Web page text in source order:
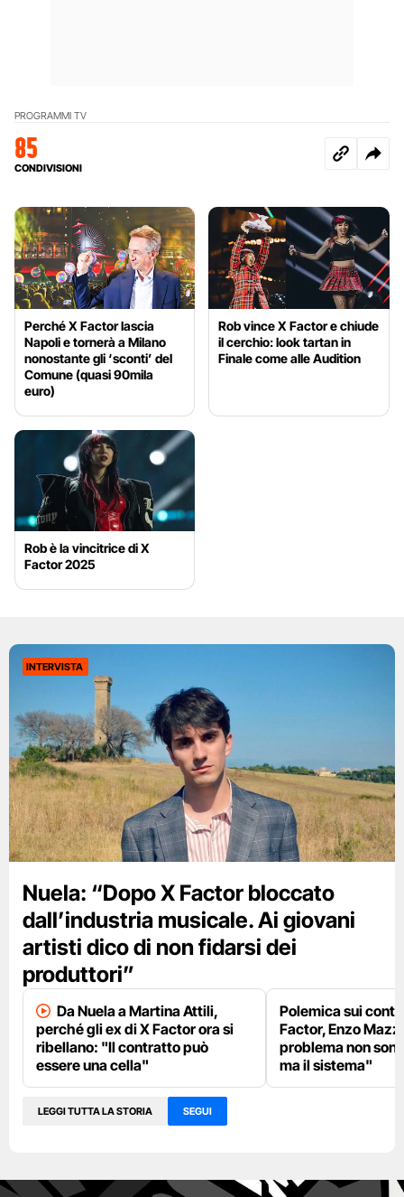
PROGRAMMI TV
85
CONDIVISIONI
Perché X Factor lascia
Napoli e tornerà a Milano
nonostante gli ‘sconti’ del
Comune (quasi 90mila
euro)
Rob vince X Factor e chiude
il cerchio: look tartan in
Finale come alle Audition
Rob è la vincitrice di X
Factor 2025
INTERVISTA
Nuela: “Dopo X Factor bloccato
dall’industria musicale. Ai giovani
artisti dico di non fidarsi dei
produttori”
Da Nuela a Martina Attili,
perché gli ex di X Factor ora si
ribellano: "Il contratto può
essere una cella"
Polemica sui
Factor, Enzo
problema non
ma il sistema"
LEGGI TUTTA LA STORIA SEGUI